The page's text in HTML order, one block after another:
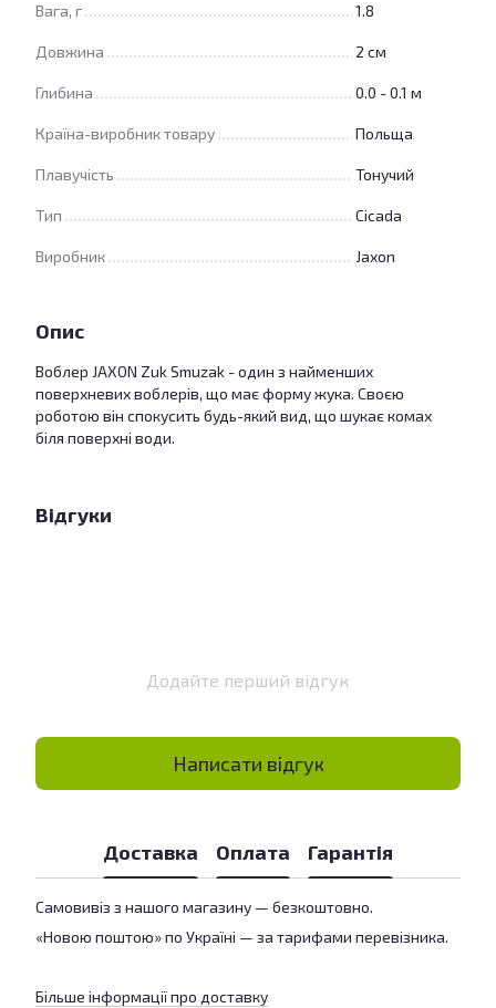
Вага, г 1.8
Довжина 2 см
Глибина 0.0 - 0.1 м
Країна-виробник товару Польща
Плавучість Тонучий
Тип Cicada
Виробник Jaxon
Опис
Воблер JAXON Zuk Smuzak - один з найменших
поверхневих воблерів, що має форму жука. Своєю
роботою він спокусить будь-який вид, що шукає комах
біля поверхні води.
Відгуки
Додайте перший відгук
Написати відгук
Доставка Оплата Гарантія
Самовивіз з нашого магазину — безкоштовно.
«Новою поштою» по Україні — за тарифами перевізника.
Більше інформації про доставку